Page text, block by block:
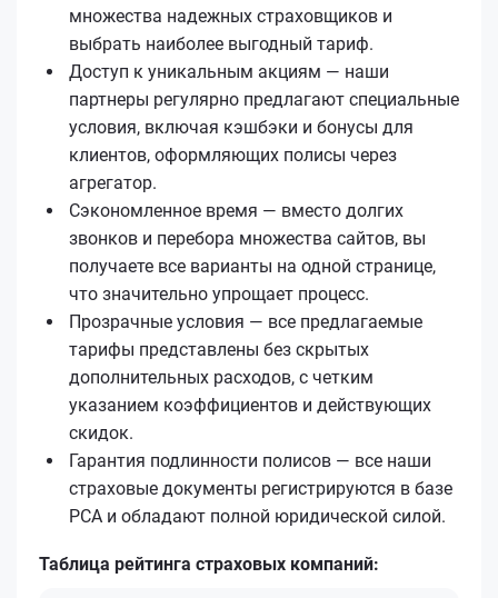
множества надежных страховщиков и
выбрать наиболее выгодный тариф.
Доступ к уникальным акциям — наши
партнеры регулярно предлагают специальные
условия, включая кэшбэки и бонусы для
клиентов, оформляющих полисы через
агрегатор.
Сэкономленное время — вместо долгих
звонков и перебора множества сайтов, вы
получаете все варианты на одной странице,
что значительно упрощает процесс.
Прозрачные условия — все предлагаемые
тарифы представлены без скрытых
дополнительных расходов, с четким
указанием коэффициентов и действующих
скидок.
Гарантия подлинности полисов — все наши
страховые документы регистрируются в базе
РСА и обладают полной юридической силой.
Таблица рейтинга страховых компаний: